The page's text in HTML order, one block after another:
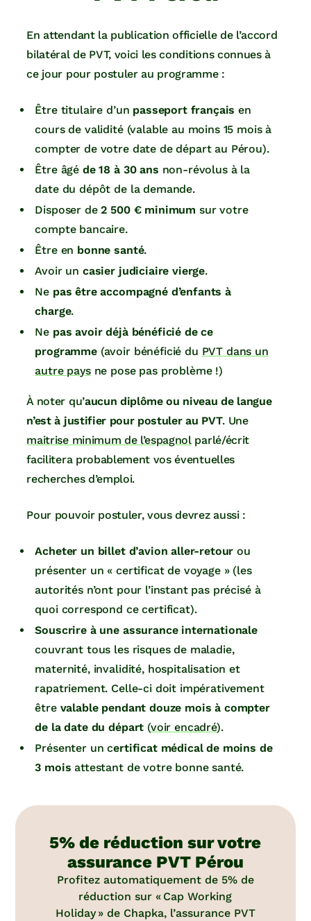
En attendant la publication officielle de l’accord
bilatéral de PVT, voici les conditions connues à
ce jour pour postuler au programme :
Être titulaire d’un passeport français en
cours de validité (valable au moins 15 mois à
compter de votre date de départ au Pérou).
Être âgé de 18 à 30 ans non-révolus à la
date du dépôt de la demande.
Disposer de2 500 € minimum sur votre
compte bancaire.
Être en bonne santé.
Avoir un casier judiciaire vierge.
Ne pas être accompagné d’enfants à
charge.
Ne pas avoir déjà bénéficié de ce
programme(avoir bénéficié du PVT dans un
autre paysne pose pas problème !)
À noter qu’aucun diplôme ou niveau de langue
n’est à justifier pour postuler au PVT. Une
maitrise minimum de l’espagnolparlé/écrit
facilitera probablement vos éventuelles
recherches d’emploi.
Pour pouvoir postuler, vous devrez aussi :
Acheter un billet d’avion aller-retour ou
présenter un « certificat de voyage » (les
autorités n’ont pour l’instant pas précisé à
quoi correspond ce certificat).
Souscrire à une assurance internationale
couvrant tous les risques de maladie,
maternité, invalidité, hospitalisation et
rapatriement. Celle-ci doit impérativement
être valable pendant douze mois à compter
de la date du départ (voir encadré).
Présenter un certificat médical de moins de
3 mois attestant de votre bonne santé.
5% de réduction sur votre
assurance PVT Pérou
Profitez automatiquement de 5% de
réduction sur « Cap Working
Holiday » de Chapka, l’assurance PVT